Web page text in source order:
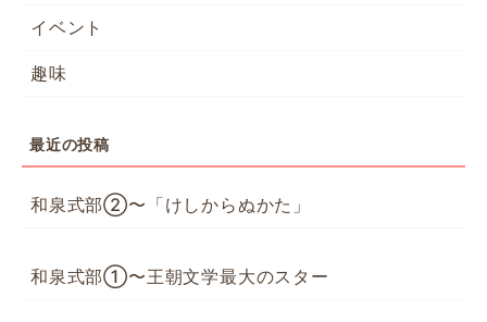
イベント
趣味
最近の投稿
和泉式部②〜「けしからぬかた」
和泉式部①〜王朝文学最大のスター